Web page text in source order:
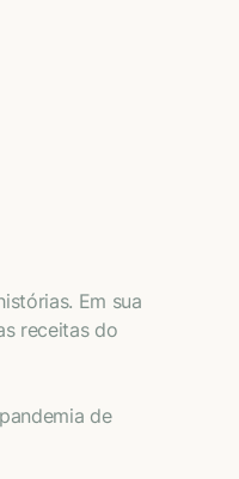
Em sua
receitas do
de